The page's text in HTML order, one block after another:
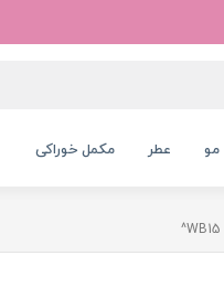
مو عطر مکمل خوراکی